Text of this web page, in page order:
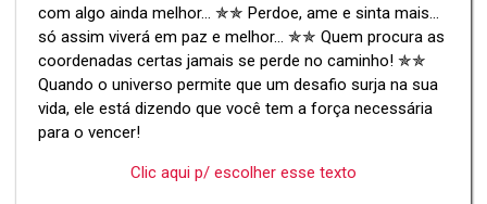
com algo ainda melhor... ✯✯ Perdoe, ame e sinta mais...
só assim viverá em paz e melhor... ✯✯ Quem procura as
coordenadas certas jamais se perde no caminho! ✯✯
Quando o universo permite que um desafio surja na sua
vida, ele está dizendo que você tem a força necessária
para o vencer!
Clic aqui p/ escolher esse texto